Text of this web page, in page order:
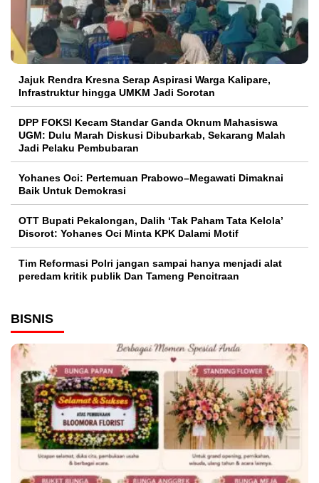
Jajuk Rendra Kresna Serap Aspirasi Warga Kalipare,
Infrastruktur hingga UMKM Jadi Sorotan
DPP FOKSI Kecam Standar Ganda Oknum Mahasiswa
UGM: Dulu Marah Diskusi Dibubarkab, Sekarang Malah
Jadi Pelaku Pembubaran
Yohanes Oci: Pertemuan Prabowo–Megawati Dimaknai
Baik Untuk Demokrasi
OTT Bupati Pekalongan, Dalih ‘Tak Paham Tata Kelola’
Disorot: Yohanes Oci Minta KPK Dalami Motif
Tim Reformasi Polri jangan sampai hanya menjadi alat
peredam kritik publik Dan Tameng Pencitraan
BISNIS